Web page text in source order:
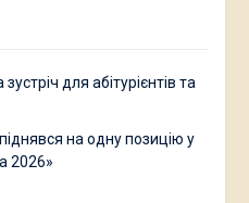
для абітурієнтів та
на одну позицію у
2026»